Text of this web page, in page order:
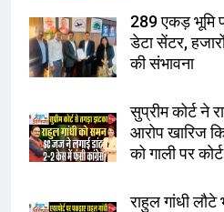
289 एकड़ भूमि
डेटा सेंटर,
की संभावना
सुप्रीम कोर्ट ने
आरोप खारिज
को गाली पर
राहुल गांधी
गाजा
8
चुनाव से
तय किए